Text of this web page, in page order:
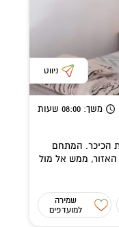
ניווט
משך: 08:00 שעות
הכיכר. המתחם
האזור, ממש אל מול
שמירה
למועדפים